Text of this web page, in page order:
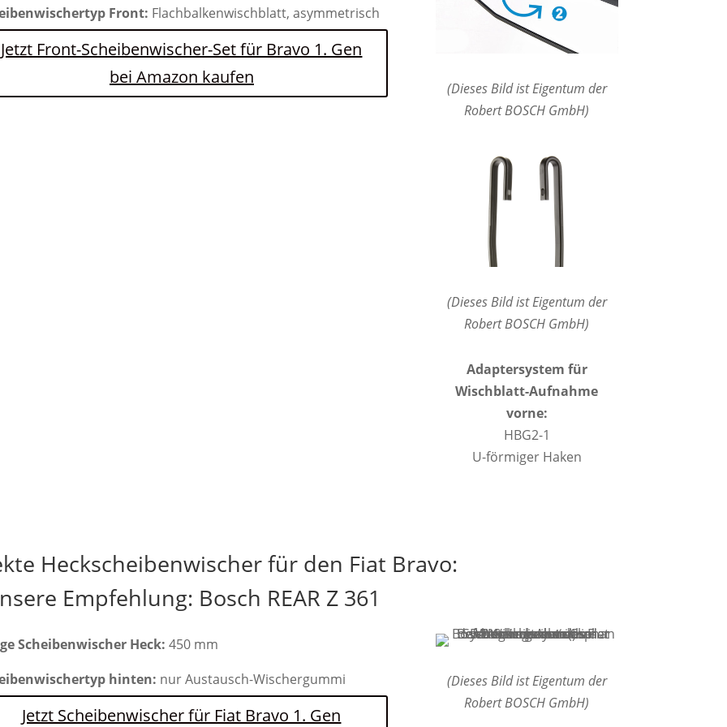
Front: Flachbalkenwischblatt, asymmetrisch
Jetzt Front-Scheibenwischer-Set für Bravo 1. Gen
bei Amazon kaufen
(Dieses Bild ist Eigentum der
Robert BOSCH GmbH)
(Dieses Bild ist Eigentum der
Robert BOSCH GmbH)
Adaptersystem für
Wischblatt-Aufnahme
vorne:
HBG2-1
U-förmiger Haken
Heckscheibenwischer für den Fiat Bravo:
Empfehlung: Bosch REAR Z 361
Scheibenwischer Heck: 450 mm
hinten: nur Austausch-Wischergummi
Jetzt Scheibenwischer für Fiat Bravo 1. Gen
(Dieses Bild ist Eigentum der
Robert BOSCH GmbH)